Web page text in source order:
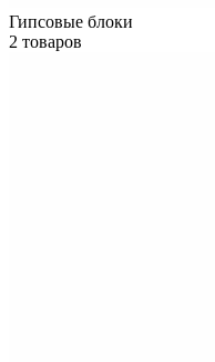
Гипсовые блоки
2 товаров